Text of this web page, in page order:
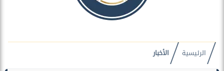
الرئيسية الأخبار